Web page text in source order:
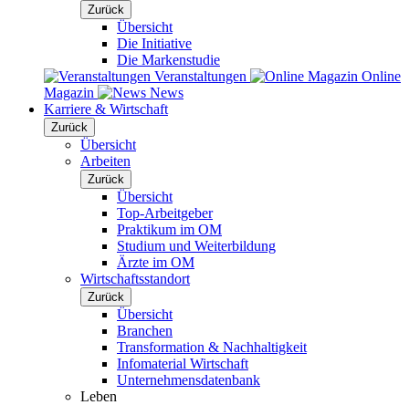
Zurück
Übersicht
Die Initiative
Die Markenstudie
Veranstaltungen
Online
Magazin
News
Karriere & Wirtschaft
Zurück
Übersicht
Arbeiten
Zurück
Übersicht
Top-Arbeitgeber
Praktikum im OM
Studium und Weiterbildung
Ärzte im OM
Wirtschaftsstandort
Zurück
Übersicht
Branchen
Transformation & Nachhaltigkeit
Infomaterial Wirtschaft
Unternehmensdatenbank
Leben